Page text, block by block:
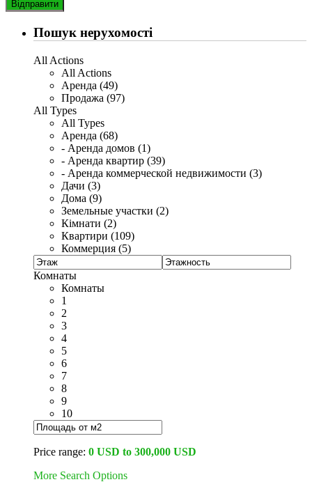
Пошук нерухомості
All Actions
All Actions
Аренда (49)
Продажа (97)
All Types
All Types
Аренда (68)
- Аренда домов (1)
- Аренда квартир (39)
- Аренда коммерческой недвижимости (3)
Дачи (3)
Дома (9)
Земельные участки (2)
Кімнати (2)
Квартири (109)
Коммерция (5)
Комнаты
Комнаты
1
2
3
4
5
6
7
8
9
10
Price range: 0 USD to 300,000 USD
More Search Options